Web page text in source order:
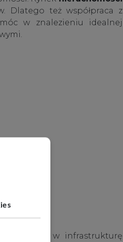
Dlatego też współpraca z
w znalezieniu idealnej
inwestycji w infrastrukturę